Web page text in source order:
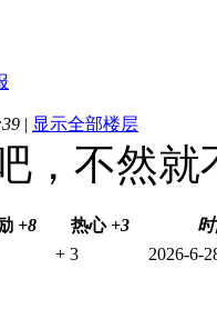
| 显示全部楼层
，不然就
+8 热心 +3
+ 3 2026-6-